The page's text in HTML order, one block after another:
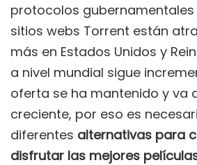
protocolos
sitios webs Torrent están
más en Estados Unidos y
a nivel mundial sigue
oferta se ha mantenido y va
creciente, por eso es
diferentes alternativas para
disfrutar las mejores